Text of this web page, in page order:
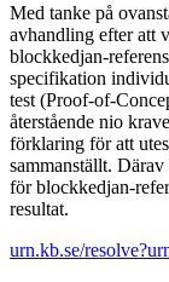
Med tanke på
avhandling efter att
blockkedjan-
specifikation
test (Proof-of-
återstående nio
förklaring för att
sammanställt.
för blockkedjan-
resultat.
urn.kb.se/